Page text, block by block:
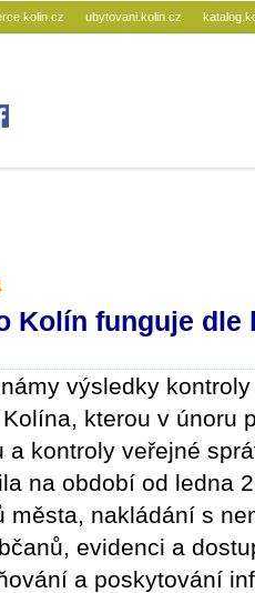
ubytovani.kolin.cz
Kolín funguje dle
výsledky
kterou v únoru
a kontroly veřejné
na období od ledna
města, nakládání s
evidenci a
a poskytování